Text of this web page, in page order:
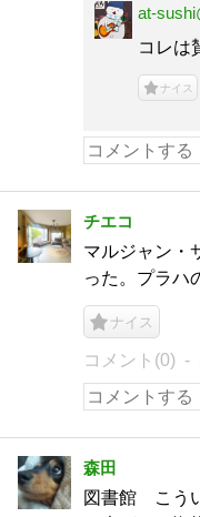
at-
コレは
ナイス
チエコ
マルジャン・
った。プラハ
ナイス
コメント(0)
森田
図書館 こう